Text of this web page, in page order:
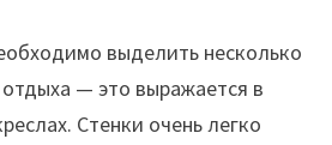
выделить несколько
— это выражается в
Стенки очень легко